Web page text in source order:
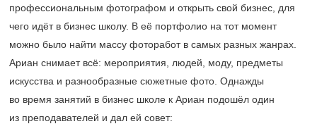
профессиональным фотографом и открыть свой бизнес, для
чего идёт в бизнес школу. В её портфолио на тот момент
можно было найти массу фоторабот в самых разных жанрах.
Ариан снимает всё: мероприятия, людей, моду, предметы
искусства и разнообразные сюжетные фото. Однажды
во время занятий в бизнес школе к Ариан подошёл один
из преподавателей и дал ей совет: